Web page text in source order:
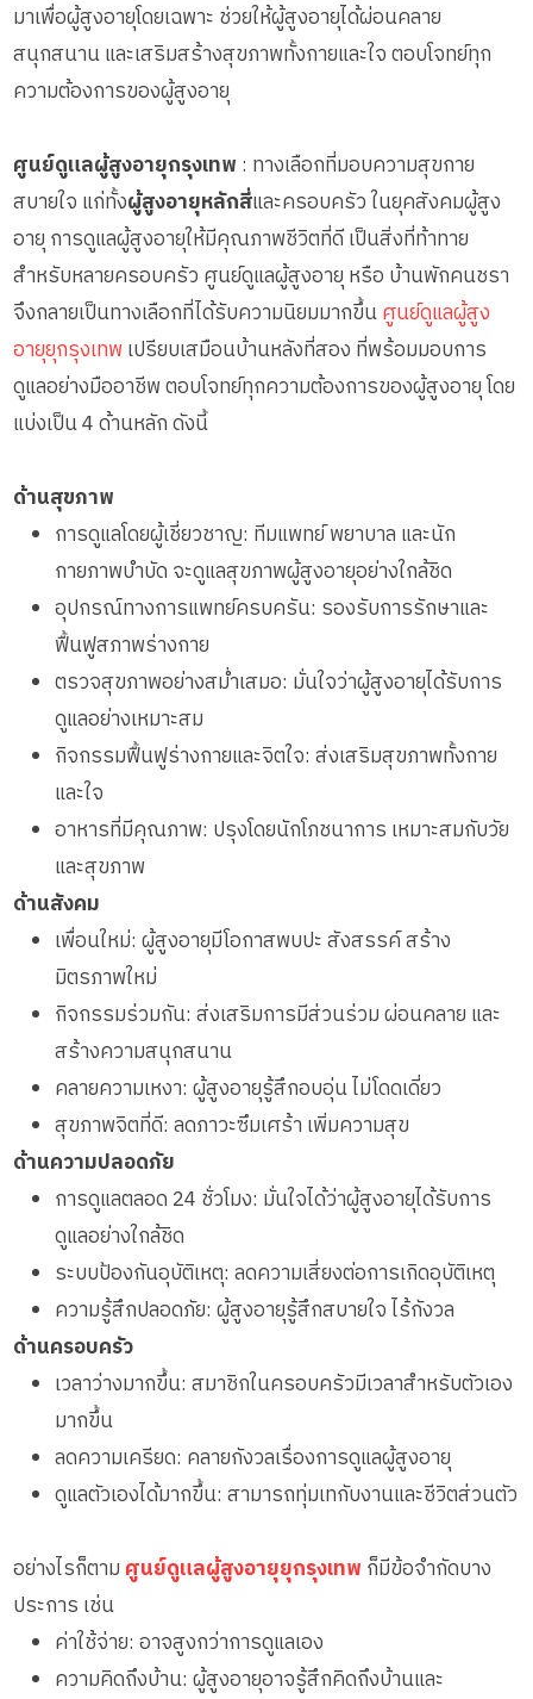
มาเพื่อผู้สูงอายุโดยเฉพาะ ช่วยให้ผู้สูงอายุได้ผ่อนคลาย
สนุกสนาน และเสริมสร้างสุขภาพทั้งกายและใจ ตอบโจทย์ทุก
ความต้องการของผู้สูงอายุ
ศูนย์ดูแลผู้สูงอายุกรุงเทพ : ทางเลือกที่มอบความสุขกาย
สบายใจ แก่ทั้งผู้สูงอายุหลักสี่และครอบครัว ในยุคสังคมผู้สูง
อายุ การดูแลผู้สูงอายุให้มีคุณภาพชีวิตที่ดี เป็นสิ่งที่ท้าทาย
สำหรับหลายครอบครัว ศูนย์ดูแลผู้สูงอายุ หรือ บ้านพักคนชรา
จึงกลายเป็นทางเลือกที่ได้รับความนิยมมากขึ้นศูนย์ดูแลผู้สูง
อายุยุกรุงเทพเปรียบเสมือนบ้านหลังที่สอง ที่พร้อมมอบการ
ดูแลอย่างมืออาชีพ ตอบโจทย์ทุกความต้องการของผู้สูงอายุ โดย
แบ่งเป็น 4 ด้านหลัก ดังนี้
ด้านสุขภาพ
การดูแลโดยผู้เชี่ยวชาญ: ทีมแพทย์ พยาบาล และนัก
กายภาพบำบัด จะดูแลสุขภาพผู้สูงอายุอย่างใกล้ชิด
อุปกรณ์ทางการแพทย์ครบครัน: รองรับการรักษาและ
ฟื้นฟูสภาพร่างกาย
ตรวจสุขภาพอย่างสม่ำเสมอ: มั่นใจว่าผู้สูงอายุได้รับการ
ดูแลอย่างเหมาะสม
กิจกรรมฟื้นฟูร่างกายและจิตใจ: ส่งเสริมสุขภาพทั้งกาย
และใจ
อาหารที่มีคุณภาพ: ปรุงโดยนักโภชนาการ เหมาะสมกับวัย
และสุขภาพ
ด้านสังคม
เพื่อนใหม่: ผู้สูงอายุมีโอกาสพบปะ สังสรรค์ สร้าง
มิตรภาพใหม่
กิจกรรมร่วมกัน: ส่งเสริมการมีส่วนร่วม ผ่อนคลาย และ
สร้างความสนุกสนาน
คลายความเหงา: ผู้สูงอายุรู้สึกอบอุ่น ไม่โดดเดี่ยว
สุขภาพจิตที่ดี: ลดภาวะซึมเศร้า เพิ่มความสุข
ด้านความปลอดภัย
การดูแลตลอด 24 ชั่วโมง: มั่นใจได้ว่าผู้สูงอายุได้รับการ
ดูแลอย่างใกล้ชิด
ระบบป้องกันอุบัติเหตุ: ลดความเสี่ยงต่อการเกิดอุบัติเหตุ
ความรู้สึกปลอดภัย: ผู้สูงอายุรู้สึกสบายใจ ไร้กังวล
ด้านครอบครัว
เวลาว่างมากขึ้น: สมาชิกในครอบครัวมีเวลาสำหรับตัวเอง
มากขึ้น
ลดความเครียด: คลายกังวลเรื่องการดูแลผู้สูงอายุ
ดูแลตัวเองได้มากขึ้น: สามารถทุ่มเทกับงานและชีวิตส่วนตัว
อย่างไรก็ตาม ศูนย์ดูแลผู้สูงอายุยุกรุงเทพ ก็มีข้อจำกัดบาง
ประการ เช่น
ค่าใช้จ่าย: อาจสูงกว่าการดูแลเอง
ความคิดถึงบ้าน: ผู้สูงอายุอาจรู้สึกคิดถึงบ้านและ